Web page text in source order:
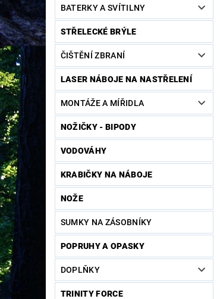
BATERKY A SVÍTILNY
STŘELECKÉ BRÝLE
ČIŠTĚNÍ ZBRANÍ
LASER NÁBOJE NA NASTŘELENÍ
MONTÁŽE A MÍŘIDLA
NOŽIČKY - BIPODY
VODOVÁHY
KRABIČKY NA NÁBOJE
NOŽE
SUMKY NA ZÁSOBNÍKY
POPRUHY A OPASKY
DOPLŇKY
TRINITY FORCE